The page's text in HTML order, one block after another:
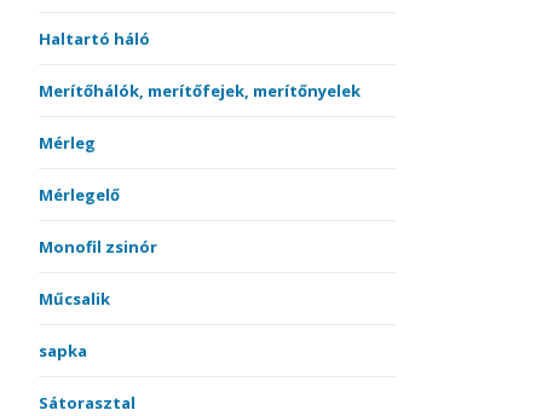
Haltartó háló
Merítőhálók, merítőfejek, merítőnyelek
Mérleg
Mérlegelő
Monofil zsinór
Műcsalik
sapka
Sátorasztal